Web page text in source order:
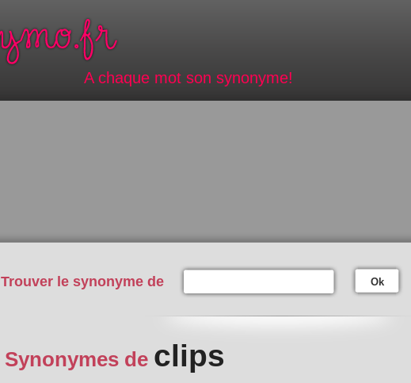
A chaque mot son synonyme!
Trouver le synonyme de Ok
Synonymes de clips